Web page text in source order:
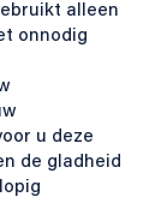
alleen
onnodig
u deze
de gladheid